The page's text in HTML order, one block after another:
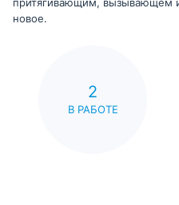
притягивающим, вызывающем
новое.
2
В РАБОТЕ